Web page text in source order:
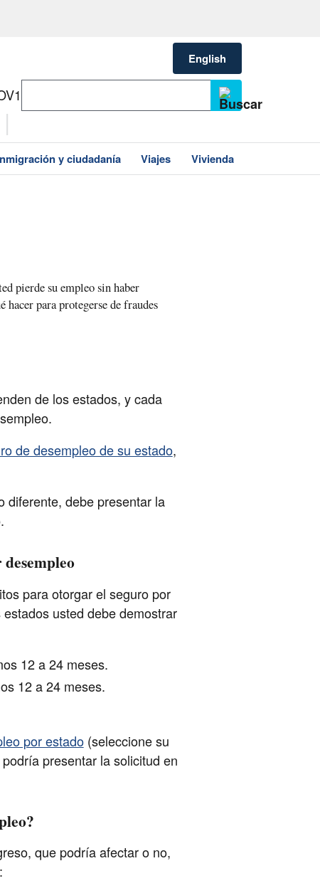
English
y ciudadanía Viajes Vivienda
pierde su empleo sin haber
para protegerse de fraudes
de los estados, y cada
de desempleo de su estado,
diferente, debe presentar la
para otorgar el seguro por
usted debe demostrar
12 a 24 meses.
12 a 24 meses.
por estado(seleccione su
presentar la solicitud en
que podría afectar o no,